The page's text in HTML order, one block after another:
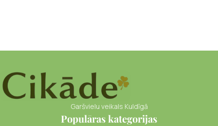
Garšvielu veikals Kuldīgā
Populāras kategorijas